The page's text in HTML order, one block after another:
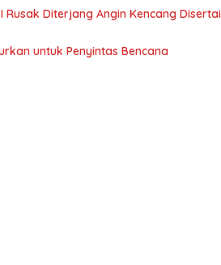
Diterjang Angin Kencang Disertai
untuk Penyintas Bencana